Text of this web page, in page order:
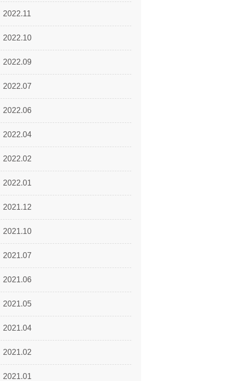
2022.11
2022.10
2022.09
2022.07
2022.06
2022.04
2022.02
2022.01
2021.12
2021.10
2021.07
2021.06
2021.05
2021.04
2021.02
2021.01